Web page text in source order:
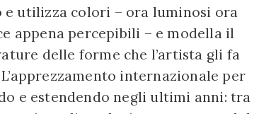
e utilizza colori – ora luminosi ora
appena percepibili – e modella il
delle forme che l’artista gli fa
internazionale per
e estendendo negli ultimi anni: tra